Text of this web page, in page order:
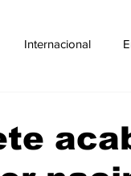
Internacional